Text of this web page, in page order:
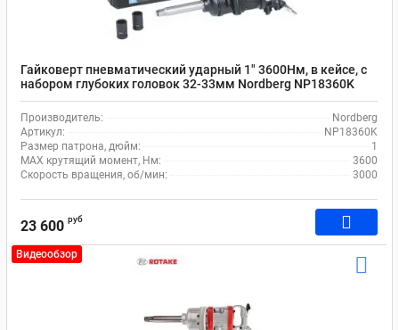
Гайковерт пневматический ударный 1" 3600Нм, в кейсе, с
набором глубоких головок 32-33мм Nordberg NP18360K
Производитель:
Nordberg
Артикул:
NP18360K
Размер патрона, дюйм:
1
MAX крутящий момент, Нм:
3600
Скорость вращения, об/мин:
3000
23 600 руб
Видеообзор